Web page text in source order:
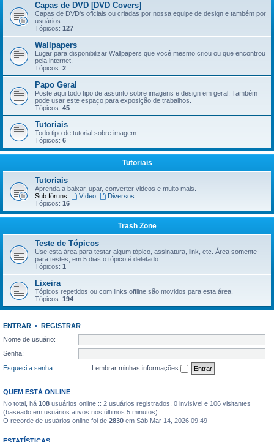
Capas de DVD [DVD Covers]
Capas de DVD's oficiais ou criadas por nossa equipe de design e também por
usuários..
Tópicos: 127
Wallpapers
Lugar para disponibilizar Wallpapers que você mesmo criou ou que encontrou
pela internet.
Tópicos: 2
Papo Geral
Poste aqui todo tipo de assunto sobre imagens e design em geral. Também
pode usar este espaço para exposição de trabalhos.
Tópicos: 45
Tutoriais
Todo tipo de tutorial sobre imagem.
Tópicos: 6
Tutoriais
Tutoriais
Aprenda a baixar, upar, converter videos e muito mais.
Sub fóruns:
Vídeo,
Diversos
Tópicos: 16
Trash Zone
Teste de Tópicos
Use esta área para testar algum tópico, assinatura, link, etc. Área somente
para testes, em 5 dias o tópico é deletado.
Tópicos: 1
Lixeira
Tópicos repetidos ou com links offline são movidos para esta área.
Tópicos: 194
ENTRAR • REGISTRAR
Nome de usuário:
Senha:
Esqueci a senha
Lembrar minhas informações
QUEM ESTÁ ONLINE
No total, há 108 usuários online :: 2 usuários registrados, 0 invisivel e 106 visitantes
(baseado em usuários ativos nos últimos 5 minutos)
O recorde de usuários online foi de 2830 em Sáb Mar 14, 2026 09:49
ESTATÍSTICAS